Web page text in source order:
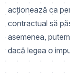
acționează ca
contractual să
asemenea,
dacă legea o